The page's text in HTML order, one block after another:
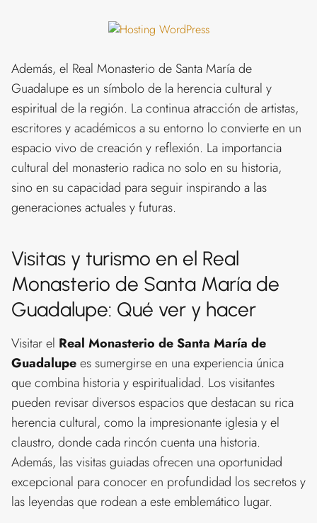
Además, el Real Monasterio de Santa María de
Guadalupe es un símbolo de la herencia cultural y
espiritual de la región. La continua atracción de artistas,
escritores y académicos a su entorno lo convierte en un
espacio vivo de creación y reflexión. La importancia
cultural del monasterio radica no solo en su historia,
sino en su capacidad para seguir inspirando a las
generaciones actuales y futuras.
Visitas y turismo en el Real
Monasterio de Santa María de
Guadalupe: Qué ver y hacer
Visitar el Real Monasterio de Santa María de
Guadalupees sumergirse en una experiencia única
que combina historia y espiritualidad. Los visitantes
pueden revisar diversos espacios que destacan su rica
herencia cultural, como la impresionante iglesia y el
claustro, donde cada rincón cuenta una historia.
Además, las visitas guiadas ofrecen una oportunidad
excepcional para conocer en profundidad los secretos y
las leyendas que rodean a este emblemático lugar.